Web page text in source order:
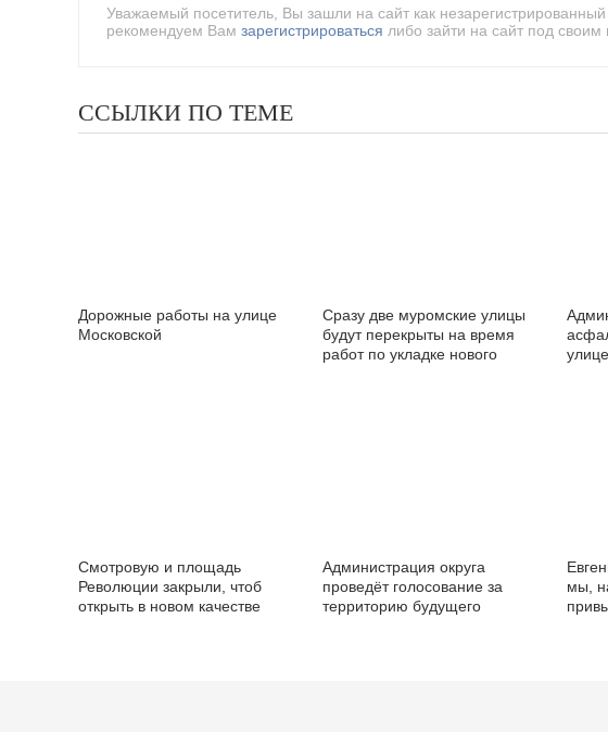
Уважаемый посетитель, Вы зашли на сайт как
рекомендуем Вам зарегистрироваться либо зайти на сайт под своим
ССЫЛКИ ПО ТЕМЕ
Дорожные работы на улице
Московской
Сразу две муромские улицы
будут перекрыты на время
работ по укладке нового
Смотровую и площадь
Революции закрыли, чтоб
открыть в новом качестве
Администрация округа
проведёт голосование за
территорию будущего
мы,